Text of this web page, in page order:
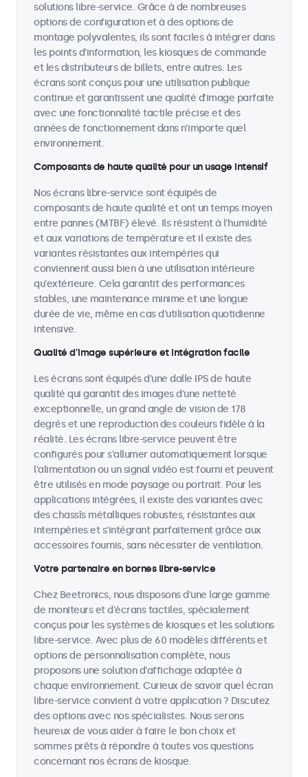
solutions libre-service. Grâce à de nombreuses
options de configuration et à des options de
montage polyvalentes, ils sont faciles à intégrer dans
les points d'information, les kiosques de commande
et les distributeurs de billets, entre autres. Les
écrans sont conçus pour une utilisation publique
continue et garantissent une qualité d’image parfaite
avec une fonctionnalité tactile précise et des
années de fonctionnement dans n’importe quel
environnement.
Composants de haute qualité pour un usage intensif
Nos écrans libre-service sont équipés de
composants de haute qualité et ont un temps moyen
entre pannes (MTBF) élevé. Ils résistent à l'humidité
et aux variations de température et il existe des
variantes résistantes aux intempéries qui
conviennent aussi bien à une utilisation intérieure
qu'extérieure. Cela garantit des performances
stables, une maintenance minime et une longue
durée de vie, même en cas d'utilisation quotidienne
intensive.
Qualité d’image supérieure et intégration facile
Les écrans sont équipés d'une dalle IPS de haute
qualité qui garantit des images d'une netteté
exceptionnelle, un grand angle de vision de 178
degrés et une reproduction des couleurs fidèle à la
réalité. Les écrans libre-service peuvent être
configurés pour s'allumer automatiquement lorsque
l'alimentation ou un signal vidéo est fourni et peuvent
être utilisés en mode paysage ou portrait. Pour les
applications intégrées, il existe des variantes avec
des chassîs métalliques robustes, résistantes aux
intempéries et s'intégrant parfaitement grâce aux
accessoires fournis, sans nécessiter de ventilation.
Votre partenaire en bornes libre-service
Chez Beetronics, nous disposons d'une large gamme
de moniteurs et d'écrans tactiles, spécialement
conçus pour les systèmes de kiosques et les solutions
libre-service. Avec plus de 60 modèles différents et
options de personnalisation complète, nous
proposons une solution d'affichage adaptée à
chaque environnement. Curieux de savoir quel écran
libre-service convient à votre application ? Discutez
des options avec nos spécialistes. Nous serons
heureux de vous aider à faire le bon choix et
sommes prêts à répondre à toutes vos questions
concernant nos écrans de kiosque.